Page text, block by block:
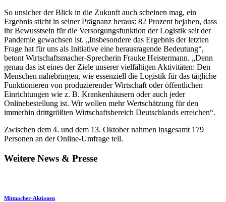
So unsicher der Blick in die Zukunft auch scheinen mag, ein
Ergebnis sticht in seiner Prägnanz heraus: 82 Prozent bejahen, dass
ihr Bewusstsein für die Versorgungsfunktion der Logistik seit der
Pandemie gewachsen ist. „Insbesondere das Ergebnis der letzten
Frage hat für uns als Initiative eine herausragende Bedeutung“,
betont Wirtschaftsmacher-Sprecherin Frauke Heistermann. „Denn
genau das ist eines der Ziele unserer vielfältigen Aktivitäten: Den
Menschen nahebringen, wie essenziell die Logistik für das tägliche
Funktionieren von produzierender Wirtschaft oder öffentlichen
Einrichtungen wie z. B. Krankenhäusern oder auch jeder
Onlinebestellung ist. Wir wollen mehr Wertschätzung für den
immerhin drittgrößten Wirtschaftsbereich Deutschlands erreichen“.
Zwischen dem 4. und dem 13. Oktober nahmen insgesamt 179
Personen an der Online-Umfrage teil.
Weitere News & Presse
Mitmacher-Aktionen